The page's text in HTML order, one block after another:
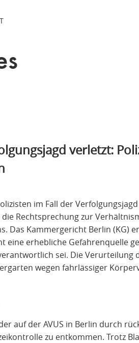
verletzt:
im Fall der
Rechtsprechung zur
Das Kammergericht Berlin (KG)
eine erhebliche Gefahrenquelle
sei. Die Verurteilung
wegen fahrlässiger
auf der AVUS in Berlin durch
zu entkommen. Trotz